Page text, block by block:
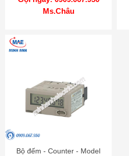
Ms.Châu
Bộ đếm - Counter - Model